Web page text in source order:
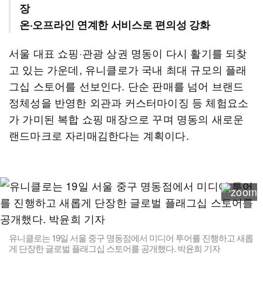
장
온·오프라인 연계한 서비스로 편의성 강화
서울 대표 쇼핑·관광 상권 명동이 다시 활기를 되찾
고 있는 가운데, 유니클로가 국내 최대 규모의 플래
그십 스토어를 선보인다. 단순 판매를 넘어 브랜드
정체성을 반영한 외관과 커스터마이징 등 체험요소
가 가미된 복합 쇼핑 매장으로 꾸며 명동의 새로운
랜드마크로 자리매김한다는 계획이다.
유니클로는 19일 서울 중구 명동점에서 미디어 투어를 진행하고 새롭
게 단장한 글로벌 플래그십 스토어를 공개했다. 박윤희 기자